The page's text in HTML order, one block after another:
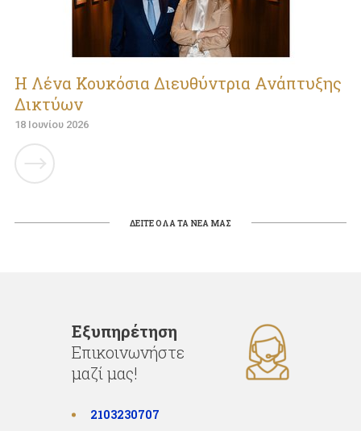
Η Λένα Κουκόσια Διευθύντρια Ανάπτυξης
Δικτύων
18 Ιουνίου 2026
ΔΕΙΤΕ ΟΛΑ ΤΑ ΝΕΑ ΜΑΣ
Εξυπηρέτηση
Επικοινωνήστε
μαζί μας!
2103230707